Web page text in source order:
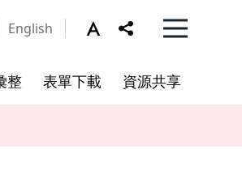
English
整 表單下載 資源共享